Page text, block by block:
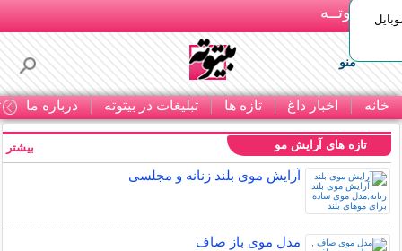
بـیتوتــه
منو
خانه اخبار داغ تازه ها تبلیغات در بیتوته درباره ما
تازه های آرایش مو
آرایش موی بلند زنانه و مجلسی
مدل موی باز صاف
بیشتر